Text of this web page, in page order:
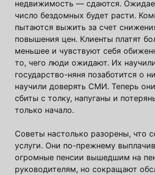
недвижимость — сдаются.
число бездомных будет расти.
пытаются выжить за счет
повышения цен. Клиенты платят
меньшее и чувствуют себя
то, чего люди ожидают. Их
государство-няня позаботится о
научили доверять СМИ. Теперь
сбиты с толку, напуганы и
только начало.
Советы настолько разорены, что
услуги. Они по-прежнему
огромные пенсии вышедшим на
руководителям, но сокращают